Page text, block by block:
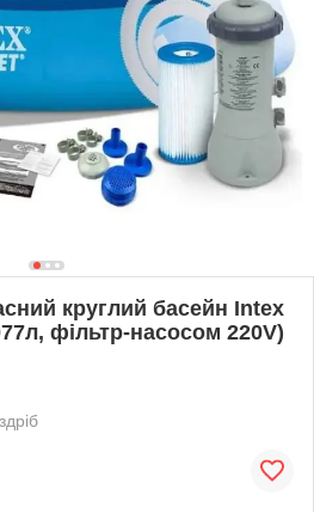
круглий басейн Intex
фільтр-насосом 220V)